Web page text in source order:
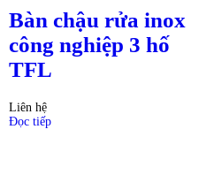
Bàn chậu rửa inox
công nghiệp 3 hố
TFL
Liên hệ
Đọc tiếp